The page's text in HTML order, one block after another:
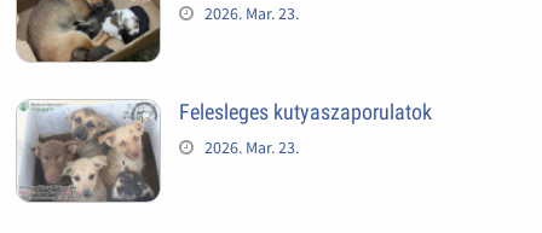
2026. Mar. 23.
Felesleges kutyaszaporulatok
2026. Mar. 23.